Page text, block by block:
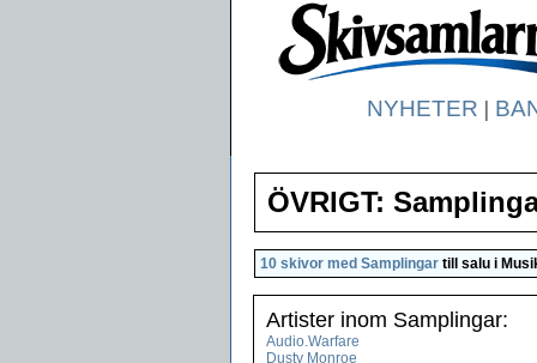
NYHETER |
ÖVRIGT:
10 skivor med Samplingar till salu i
Artister inom Samplingar:
Audio.Warfare
Dusty Monroe